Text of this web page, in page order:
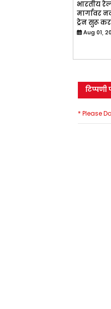
भारतीय
मार्गावर
ट्रेन सुरू
Aug 01,
टिप्पणी
* Please